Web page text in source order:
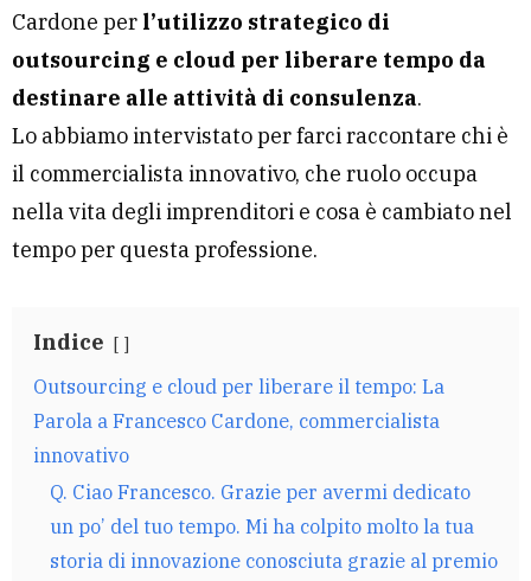
Cardone per l’utilizzo strategico di
outsourcing e cloud per liberare tempo da
destinare alle attività di consulenza.
Lo abbiamo intervistato per farci raccontare chi è
il commercialista innovativo, che ruolo occupa
nella vita degli imprenditori e cosa è cambiato nel
tempo per questa professione.
Indice
Outsourcing e cloud per liberare il tempo: La
Parola a Francesco Cardone, commercialista
innovativo
Q. Ciao Francesco. Grazie per avermi dedicato
un po’ del tuo tempo. Mi ha colpito molto la tua
storia di innovazione conosciuta grazie al premio